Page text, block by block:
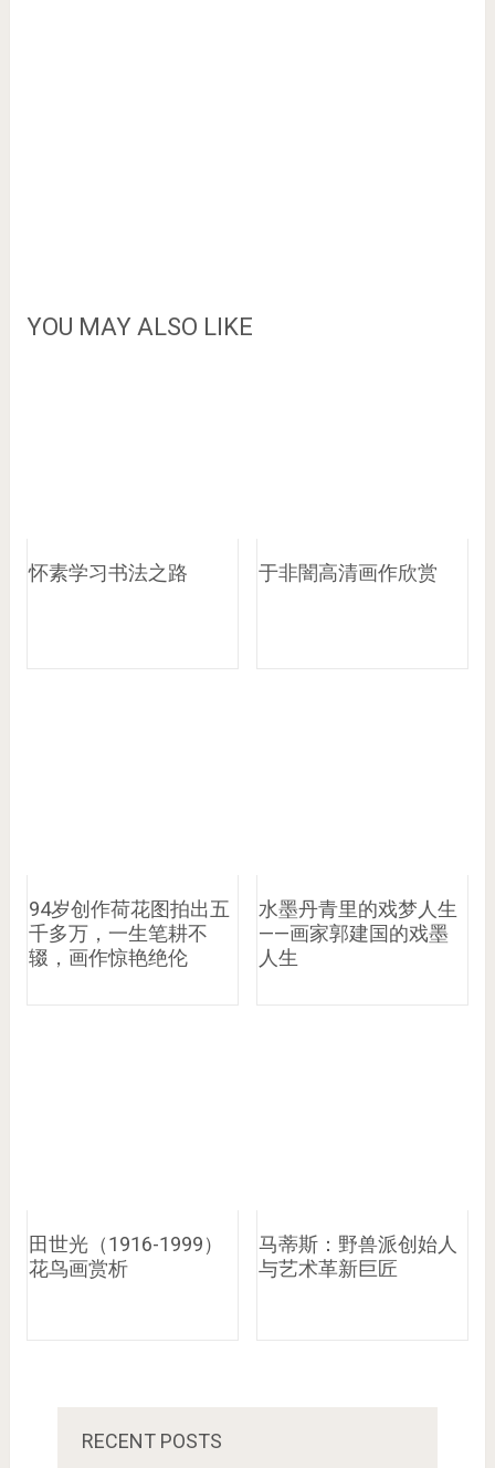
YOU MAY ALSO LIKE
怀素学习书法之路 于非闇高清画作欣赏
94岁创作荷花图拍出五
千多万，一生笔耕不
辍，画作惊艳绝伦
水墨丹青里的戏梦人生
——画家郭建国的戏墨
人生
田世光（1916-1999）
花鸟画赏析
马蒂斯：野兽派创始人
与艺术革新巨匠
RECENT POSTS